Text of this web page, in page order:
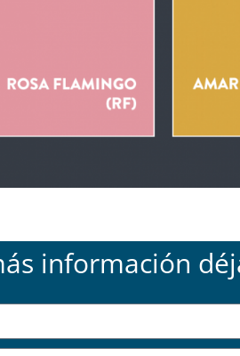
información